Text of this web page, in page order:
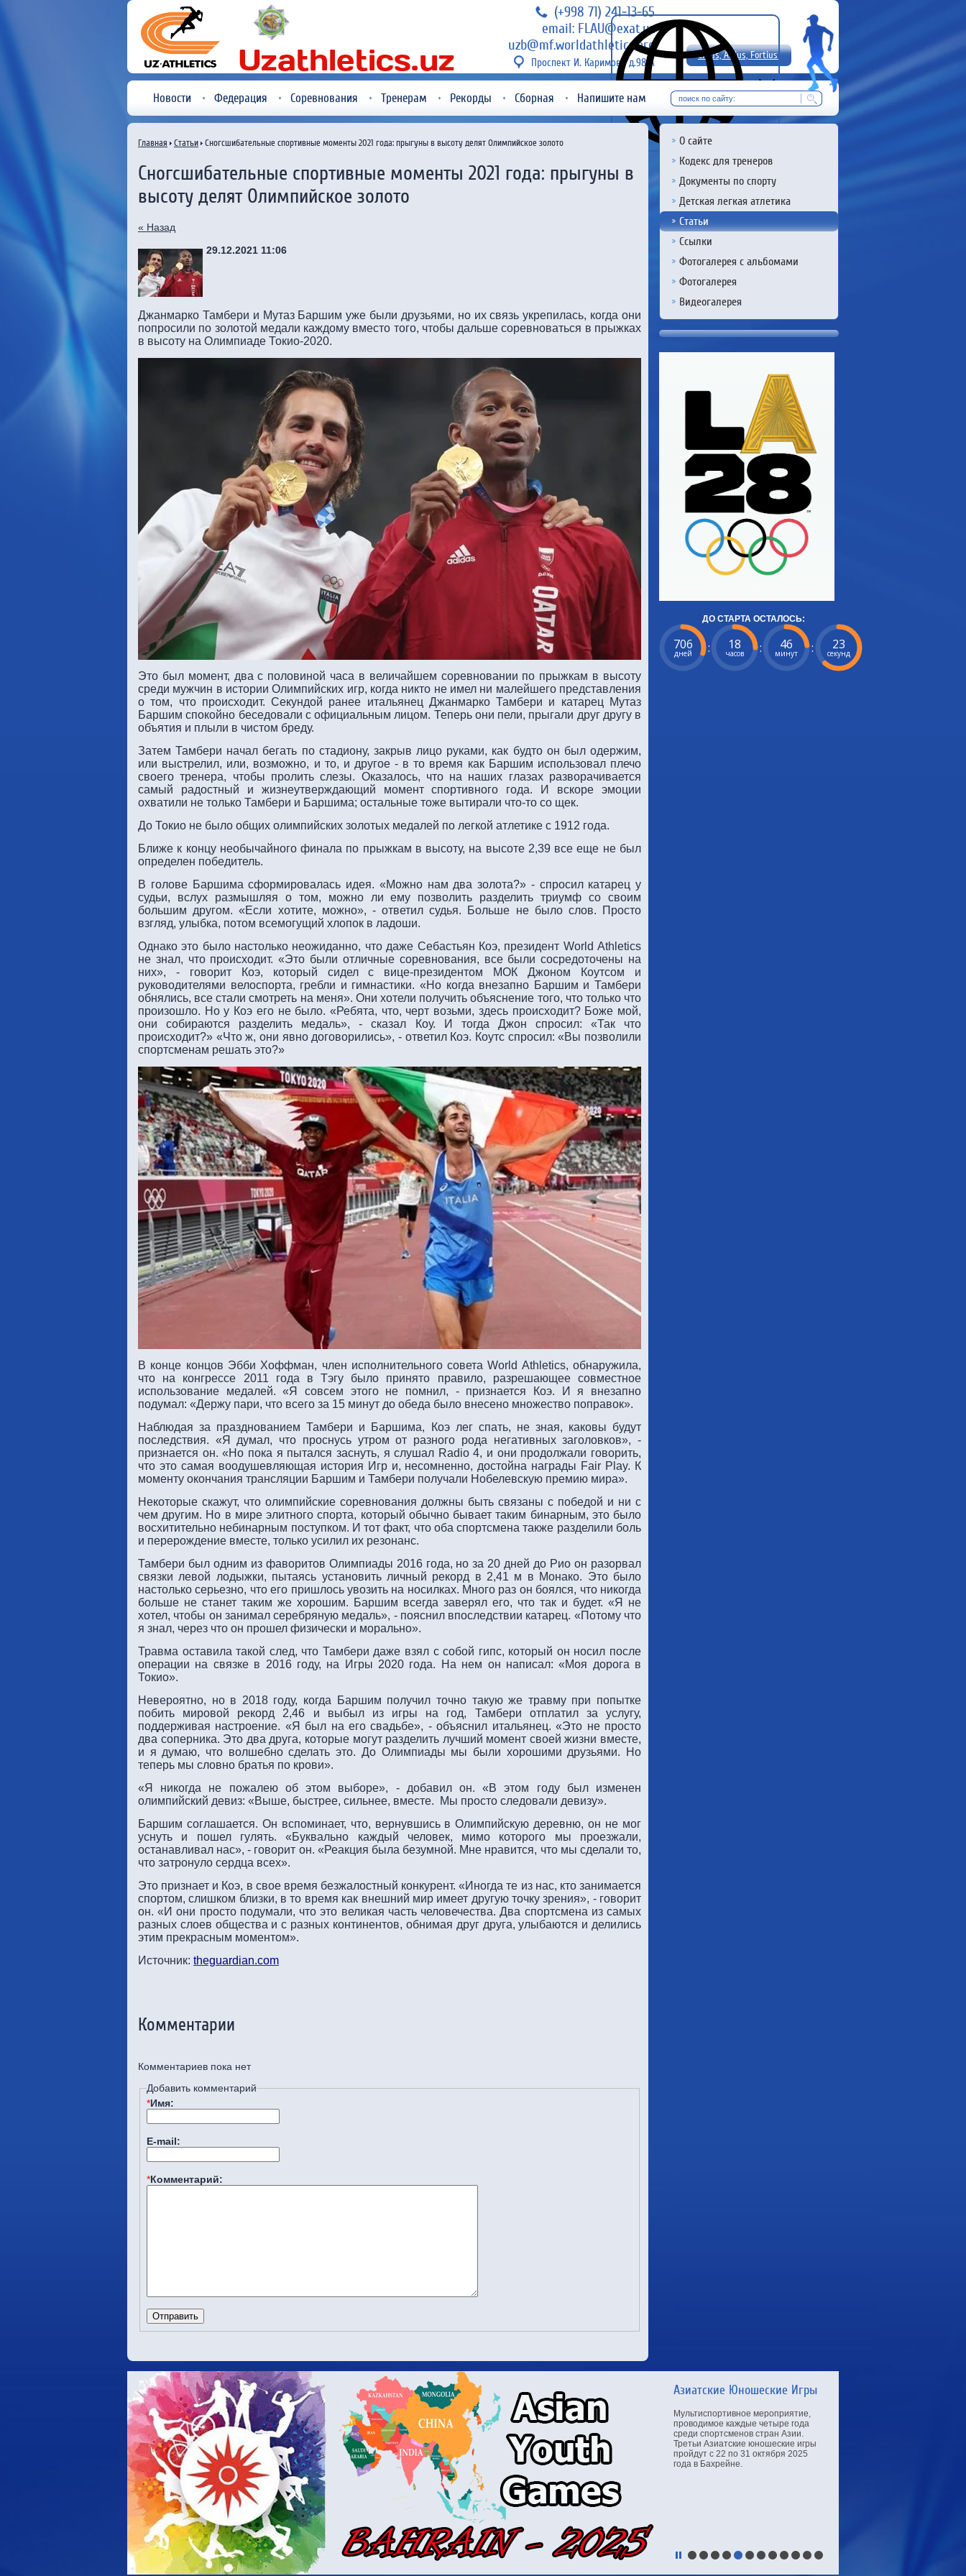
(+998 71) 241-13-65
email: FLAU@exat.uz
uzb@mf.worldathletics.org
Проспект И. Каримова д.98 А
Citius, Altius, Fortius!
RU
Новости Федерация Соревнования Тренерам Рекорды Сборная Напишите нам
О сайте
Кодекс для тренеров
Документы по спорту
Детская легкая атлетика
Статьи
Ссылки
Фотогалерея с альбомами
Фотогалерея
Видеогалерея
ДО СТАРТА ОСТАЛОСЬ:
706
дней : 18
часов : 46
минут : 22
секунд
Главная Статьи Сногсшибательные спортивные моменты 2021 года: прыгуны в высоту делят Олимпийское золото
Сногсшибательные спортивные моменты 2021 года: прыгуны в
высоту делят Олимпийское золото
« Назад
29.12.2021 11:06
Джанмарко Тамбери и Мутаз Баршим уже были друзьями, но их связь укрепилась, когда они
попросили по золотой медали каждому вместо того, чтобы дальше соревноваться в прыжках
в высоту на Олимпиаде Токио-2020.
Это был момент, два с половиной часа в величайшем соревновании по прыжкам в высоту
среди мужчин в истории Олимпийских игр, когда никто не имел ни малейшего представления
о том, что происходит. Секундой ранее итальянец Джанмарко Тамбери и катарец Мутаз
Баршим спокойно беседовали с официальным лицом. Теперь они пели, прыгали друг другу в
объятия и плыли в чистом бреду.
Затем Тамбери начал бегать по стадиону, закрыв лицо руками, как будто он был одержим,
или выстрелил, или, возможно, и то, и другое - в то время как Баршим использовал плечо
своего тренера, чтобы пролить слезы. Оказалось, что на наших глазах разворачивается
самый радостный и жизнеутверждающий момент спортивного года. И вскоре эмоции
охватили не только Тамбери и Баршима; остальные тоже вытирали что-то со щек.
До Токио не было общих олимпийских золотых медалей по легкой атлетике с 1912 года.
Ближе к концу необычайного финала по прыжкам в высоту, на высоте 2,39 все еще не был
определен победитель.
В голове Баршима сформировалась идея. «Можно нам два золота?» - спросил катарец у
судьи, вслух размышляя о том, можно ли ему позволить разделить триумф со своим
большим другом. «Если хотите, можно», - ответил судья. Больше не было слов. Просто
взгляд, улыбка, потом всемогущий хлопок в ладоши.
Однако это было настолько неожиданно, что даже Себастьян Коэ, президент World Athletics
не знал, что происходит. «Это были отличные соревнования, все были сосредоточены на
них», - говорит Коэ, который сидел с вице-президентом МОК Джоном Коутсом и
руководителями велоспорта, гребли и гимнастики. «Но когда внезапно Баршим и Тамбери
обнялись, все стали смотреть на меня». Они хотели получить объяснение того, что только что
произошло. Но у Коэ его не было. «Ребята, что, черт возьми, здесь происходит? Боже мой,
они собираются разделить медаль», - сказал Коу. И тогда Джон спросил: «Так что
происходит?» «Что ж, они явно договорились», - ответил Коэ. Коутс спросил: «Вы позволили
спортсменам решать это?»
В конце концов Эбби Хоффман, член исполнительного совета World Athletics, обнаружила,
что на конгрессе 2011 года в Тэгу было принято правило, разрешающее совместное
использование медалей. «Я совсем этого не помнил, - признается Коэ. И я внезапно
подумал: «Держу пари, что всего за 15 минут до обеда было внесено множество поправок».
Наблюдая за празднованием Тамбери и Баршима, Коэ лег спать, не зная, каковы будут
последствия. «Я думал, что проснусь утром от разного рода негативных заголовков», -
признается он. «Но пока я пытался заснуть, я слушал Radio 4, и они продолжали говорить,
что это самая воодушевляющая история Игр и, несомненно, достойна награды Fair Play. К
моменту окончания трансляции Баршим и Тамбери получали Нобелевскую премию мира».
Некоторые скажут, что олимпийские соревнования должны быть связаны с победой и ни с
чем другим. Но в мире элитного спорта, который обычно бывает таким бинарным, это было
восхитительно небинарным поступком. И тот факт, что оба спортсмена также разделили боль
и перерождение вместе, только усилил их резонанс.
Тамбери был одним из фаворитов Олимпиады 2016 года, но за 20 дней до Рио он разорвал
связки левой лодыжки, пытаясь установить личный рекорд в 2,41 м в Монако. Это было
настолько серьезно, что его пришлось увозить на носилках. Много раз он боялся, что никогда
больше не станет таким же хорошим. Баршим всегда заверял его, что так и будет. «Я не
хотел, чтобы он занимал серебряную медаль», - пояснил впоследствии катарец. «Потому что
я знал, через что он прошел физически и морально».
Травма оставила такой след, что Тамбери даже взял с собой гипс, который он носил после
операции на связке в 2016 году, на Игры 2020 года. На нем он написал: «Моя дорога в
Токио».
Невероятно, но в 2018 году, когда Баршим получил точно такую ​​же травму при попытке
побить мировой рекорд 2,46 и выбыл из игры на год, Тамбери отплатил за услугу,
поддерживая настроение. «Я был на его свадьбе», - объяснил итальянец. «Это не просто
два соперника. Это два друга, которые могут разделить лучший момент своей жизни вместе,
и я думаю, что волшебно сделать это. До Олимпиады мы были хорошими друзьями. Но
теперь мы словно братья по крови».
«Я никогда не пожалею об этом выборе», - добавил он. «В этом году был изменен
олимпийский девиз: «Выше, быстрее, сильнее, вместе. Мы просто следовали девизу».
Баршим соглашается. Он вспоминает, что, вернувшись в Олимпийскую деревню, он не мог
уснуть и пошел гулять. «Буквально каждый человек, мимо которого мы проезжали,
останавливал нас», - говорит он. «Реакция была безумной. Мне нравится, что мы сделали то,
что затронуло сердца всех».
Это признает и Коэ, в свое время безжалостный конкурент. «Иногда те из нас, кто занимается
спортом, слишком близки, в то время как внешний мир имеет другую точку зрения», - говорит
он. «И они просто подумали, что это великая часть человечества. Два спортсмена из самых
разных слоев общества и с разных континентов, обнимая друг друга, улыбаются и делились
этим прекрасным моментом».
Источник: theguardian.com
Комментарии
Комментариев пока нет
Добавить комментарий
*Имя:
E-mail:
*Комментарий:
Чемпионат Мира по легкой
Чемпионат мира по лёгкой атлетике
2027 года станет 21-м по счёту в
истории данного турнира и пройдёт
с 11 по 19 сентября на
Национальном стадионе в столице